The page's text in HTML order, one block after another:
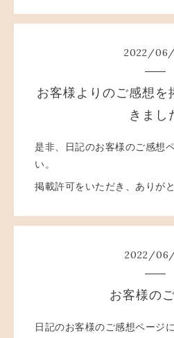
2022/06/
お客様よりのご感想を
きまし
是非、日記のお客様のご感想
い。
掲載許可をいただき、ありが
2022/06
お客様の
日記のお客様のご感想ページ